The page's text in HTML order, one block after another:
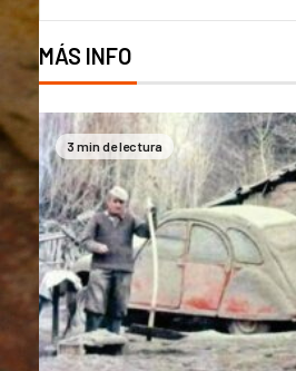
MÁS INFO
3 min de lectura